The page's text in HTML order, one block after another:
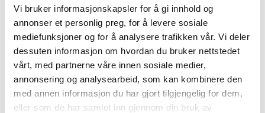
Vi bruker informasjonskapsler for å gi innhold og
annonser et personlig preg, for å levere sosiale
mediefunksjoner og for å analysere trafikken vår. Vi deler
dessuten informasjon om hvordan du bruker nettstedet
vårt, med partnerne våre innen sosiale medier,
annonsering og analysearbeid, som kan kombinere den
med annen informasjon du har gjort tilgjengelig for dem,
eller som de har samlet inn gjennom din bruk av
Nina Nielsen Bjerke, salgs- og administrerende
direktør i NMAS.
Styrker innovasjonskapasiteten for norske
biotechselskaper
ShareLab beskrives som en plattform og